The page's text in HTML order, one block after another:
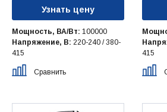
Узнать цену
Мощность, ВА/Вт: 100000
Напряжение, В: 220-240 / 380-
415
Сравнить
415